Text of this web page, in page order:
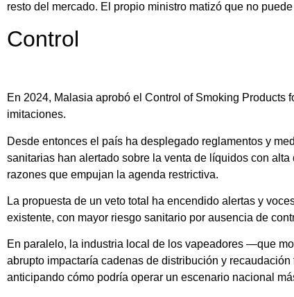
resto del mercado. El propio ministro matizó que no
Control
En 2024, Malasia aprobó el Control of Smoking Products
imitaciones.
Desde entonces el país ha desplegado reglamentos y
sanitarias han alertado sobre la venta de líquidos con
razones que empujan la agenda restrictiva.
La propuesta de un veto total ha encendido alertas y
existente, con mayor riesgo sanitario por ausencia de
En paralelo, la industria local de los vapeadores —que
abrupto impactaría cadenas de distribución y
anticipando cómo podría operar un escenario nacional